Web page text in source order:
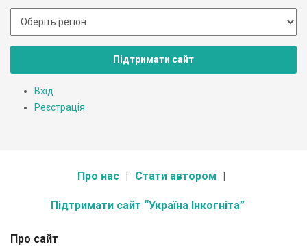
Підтримати сайт
Вхід
Реєстрація
Про нас Стати автором
Підтримати сайт “Україна Інкогніта”
Про сайт